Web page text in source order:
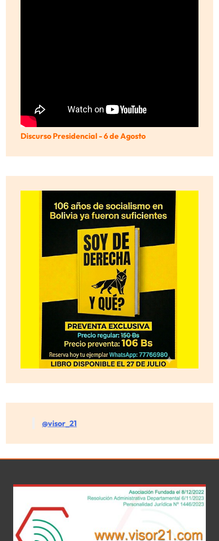
Discurso Presidencial - 6 de Agosto
@visor_21